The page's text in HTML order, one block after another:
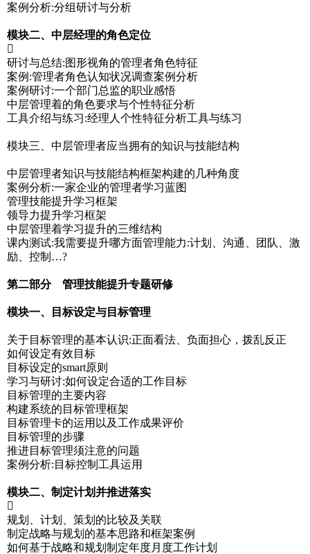
案例分析:分组研讨与分析
模块二、中层经理的角色定位

研讨与总结:图形视角的管理者角色特征
案例:管理者角色认知状况调查案例分析
案例研讨:一个部门总监的职业感悟
中层管理着的角色要求与个性特征分析
工具介绍与练习:经理人个性特征分析工具与练习
模块三、中层管理者应当拥有的知识与技能结构
中层管理者知识与技能结构框架构建的几种角度
案例分析:一家企业的管理者学习蓝图
管理技能提升学习框架
领导力提升学习框架
中层管理着学习提升的三维结构
课内测试:我需要提升哪方面管理能力:计划、沟通、团队、激
励、控制…?
第二部分 管理技能提升专题研修
模块一、目标设定与目标管理
关于目标管理的基本认识:正面看法、负面担心，拨乱反正
如何设定有效目标
目标设定的smart原则
学习与研讨:如何设定合适的工作目标
目标管理的主要内容
构建系统的目标管理框架
目标管理卡的运用以及工作成果评价
目标管理的步骤
推进目标管理须注意的问题
案例分析:目标控制工具运用
模块二、制定计划并推进落实

规划、计划、策划的比较及关联
制定战略与规划的基本思路和框架案例
如何基于战略和规划制定年度月度工作计划